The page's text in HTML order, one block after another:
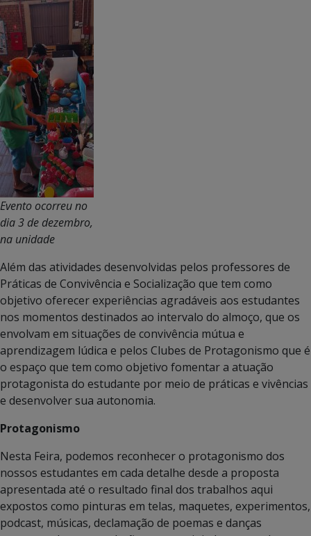
Evento ocorreu no
dia 3 de dezembro,
na unidade
Além das atividades desenvolvidas pelos professores de
Práticas de Convivência e Socialização que tem como
objetivo oferecer experiências agradáveis aos estudantes
nos momentos destinados ao intervalo do almoço, que os
envolvam em situações de convivência mútua e
aprendizagem lúdica e pelos Clubes de Protagonismo que é
o espaço que tem como objetivo fomentar a atuação
protagonista do estudante por meio de práticas e vivências
e desenvolver sua autonomia.
Protagonismo
Nesta Feira, podemos reconhecer o protagonismo dos
nossos estudantes em cada detalhe desde a proposta
apresentada até o resultado final dos trabalhos aqui
expostos como pinturas em telas, maquetes, experimentos,
podcast, músicas, declamação de poemas e danças